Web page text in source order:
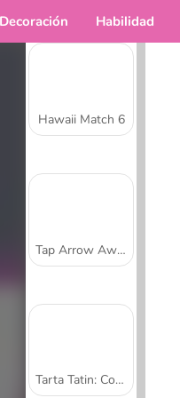
Decoración Habilidad
Hawaii Match 6
Tap Arrow Away
Tarta Tatin: Cocina con Sara